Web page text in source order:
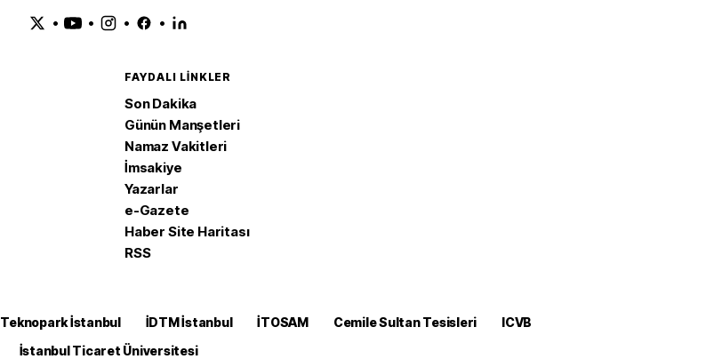
• • • •
FAYDALI LINKLER
Son Dakika
Günün Manşetleri
Namaz Vakitleri
İmsakiye
Yazarlar
e-Gazete
Haber Site Haritası
RSS
Teknopark İstanbul İDTM İstanbul İTOSAM Cemile Sultan Tesisleri
ICVB
İstanbul Ticaret Üniversitesi